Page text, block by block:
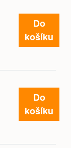
Do
košíku
Do
košíku